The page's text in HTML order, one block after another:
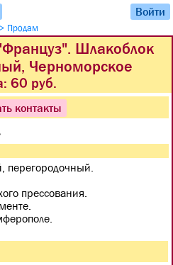
Войти
> Продам
Шлакоблок
Черноморское
60 руб.
контакты
перегородочный.
прессования.